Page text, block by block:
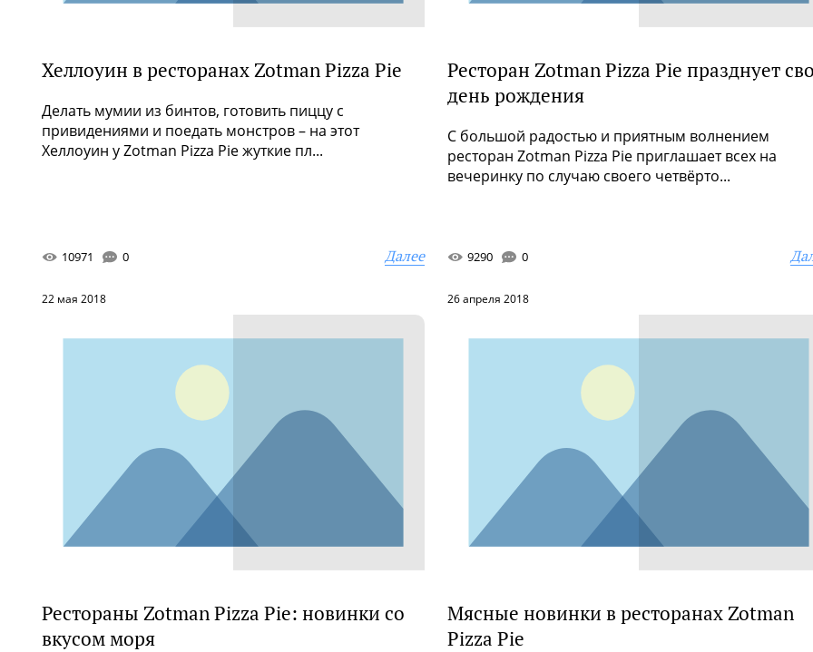
Хеллоуин в ресторанах Zotman Pizza Pie
Делать мумии из бинтов, готовить пиццу с
привидениями и поедать монстров – на этот
Хеллоуин у Zotman Pizza Pie жуткие пл...
10971 0 Далее
Ресторан Zotman Pizza Pie празднует
день рождения
С большой радостью и приятным волнением
ресторан Zotman Pizza Pie приглашает всех на
вечеринку по случаю своего четвёрто...
9290 0
22 мая 2018
Рестораны Zotman Pizza Pie: новинки со
вкусом моря
26 апреля 2018
Мясные новинки в ресторанах Zotman
Pizza Pie